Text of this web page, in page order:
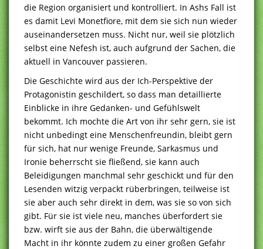
die Region organisiert und kontrolliert. In Ashs Fall ist
es damit Levi Monetfiore, mit dem sie sich nun wieder
auseinandersetzen muss. Nicht nur, weil sie plötzlich
selbst eine Nefesh ist, auch aufgrund der Sachen, die
aktuell in Vancouver passieren.
Die Geschichte wird aus der Ich-Perspektive der
Protagonistin geschildert, so dass man detaillierte
Einblicke in ihre Gedanken- und Gefühlswelt
bekommt. Ich mochte die Art von ihr sehr gern, sie ist
nicht unbedingt eine Menschenfreundin, bleibt gern
für sich, hat nur wenige Freunde, Sarkasmus und
Ironie beherrscht sie fließend, sie kann auch
Beleidigungen manchmal sehr geschickt und für den
Lesenden witzig verpackt rüberbringen, teilweise ist
sie aber auch sehr direkt in dem, was sie so von sich
gibt. Für sie ist viele neu, manches überfordert sie
bzw. wirft sie aus der Bahn, die überwältigende
Macht in ihr könnte zudem zu einer großen Gefahr